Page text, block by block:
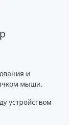
и
мыши.
устройством